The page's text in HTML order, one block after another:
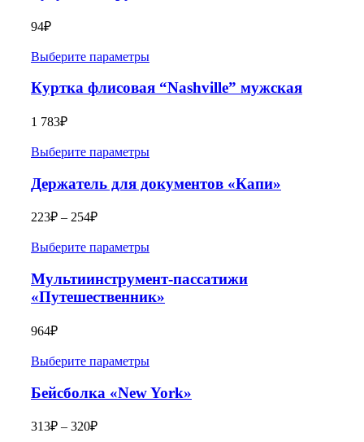
94₽
Выберите параметры
Куртка флисовая “Nashville” мужская
1 783₽
Выберите параметры
Держатель для документов «Капи»
223₽ – 254₽
Выберите параметры
Мультиинструмент-пассатижи
«Путешественник»
964₽
Выберите параметры
Бейсболка «New York»
313₽ – 320₽